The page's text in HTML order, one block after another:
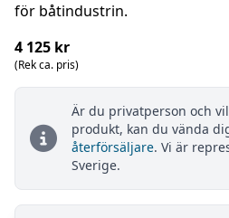
för båtindustrin.
4 125 kr
(Rek ca. pris)
Är du privatperson och
produkt, kan du vända
återförsäljare. Vi är
Sverige.